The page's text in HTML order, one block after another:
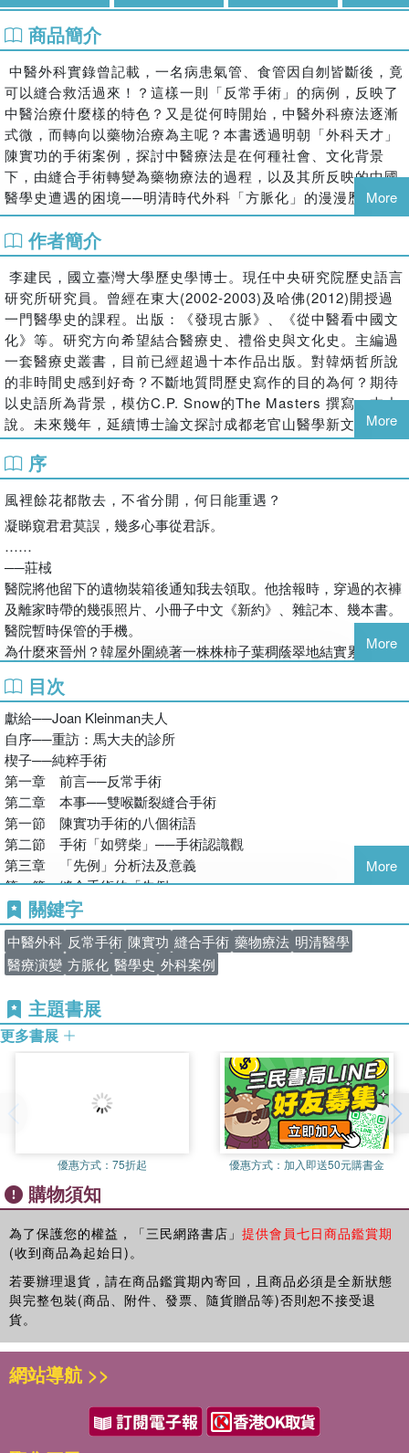
商品簡介
中醫外科實錄曾記載，一名病患氣管、食管因自刎皆斷後，竟
可以縫合救活過來！？這樣一則「反常手術」的病例，反映了
中醫治療什麼樣的特色？又是從何時開始，中醫外科療法逐漸
式微，而轉向以藥物治療為主呢？本書透過明朝「外科天才」
陳實功的手術案例，探討中醫療法是在何種社會、文化背景
下，由縫合手術轉變為藥物療法的過程，以及其所反映的中國
醫學史遭遇的困境──明清時代外科「方脈化」的漫漫歷程。
More
作者簡介
李建民，國立臺灣大學歷史學博士。現任中央研究院歷史語言
研究所研究員。曾經在東大(2002-2003)及哈佛(2012)開授過
一門醫學史的課程。出版：《發現古脈》、《從中醫看中國文
化》等。研究方向希望結合醫療史、禮俗史與文化史。主編過
一套醫療史叢書，目前已經超過十本作品出版。對韓炳哲所說
的非時間史感到好奇？不斷地質問歷史寫作的目的為何？期待
以史語所為背景，模仿C.P. Snow的The Masters 撰寫一本小
說。未來幾年，延續博士論文探討成都老官山醫學新文物，反
思中國早期醫學史。並撰寫《絲路醫學及牛黃藥物心理史》。
希望能夠累積中醫相關的史料，最後能總結一部中醫文化新通
被翻譯成：英文(七篇)、韓文(一篇)、日文(三篇)、義大利文
(一篇)。
More
序
風裡餘花都散去，不省分開，何日能重遇？
凝睇窺君君莫誤，幾多心事從君訴。
……
──莊棫
醫院將他留下的遺物裝箱後通知我去領取。他捨報時，穿過的衣褲
及離家時帶的幾張照片、小冊子中文《新約》、雜記本、幾本書。
醫院暫時保管的手機。
為什麼來晉州？韓屋外圍繞著一株株柿子葉稠蔭翠地結實累累，紅
。江面上明滅陰晴，紙裱糊的燈具模型述說古老戰事。火樹光影，
閃?洸蕩。傍隄小路遇見了父親。他捨報前曾讀過盧雲(Henri J. M.
Nouwen, 1932-1996)的書？盧雲經歷車禍接受外科手術 的紀錄反
省。他說：「那是一連串細微的死亡，我們在其中要放開種種緊抓
著的形式，也要不斷從倚賴別人發展至為他人活。」 什麼是垂死
的身體？父親病床上每隔二小時必須翻一次身，看護人員意外地弄
碎骨折。手術前須家屬的同意。父親骨質太鬆軟，無法安上手術的
釘子。手術需要各種條件；不只是可靠的麻醉、消毒等技術，病人
也要有足以承受手術過程及預後的身心條件。
父親捨報隔年，一位友人突然逝世。她得了不容易發現的「胰臟
癌」。膽囊手術後，八個月的休息還是逝世了。12月19日：「星期
四早上，中醫學生宏足來把脈，說我這次狀況出奇的好。」 友人
的病已經轉移至肝臟，胰臟癌第四期。為她出版一本紀念文集：
《紫斑蝶，請慢慢飛》，1月9日：「疼痛也是如此真實，兩隻手已
傷，這些都是小痛。」 那麼年輕的生命呢(1958-2015)；一雙充滿
創傷的烏青腳背。
性」，成為人的存在。個人在死的行動產生了歷史作品。她說：
「歷史將那些通過自身言行證明了自己與自然相配的有死者收藏到
它的記憶中，他們永恒的名聲意味著，即使他們終有一死，他們也
能躋身永恒之物的行列。」 父親逝世不久，我們見面時間比以前
多了。他瘦小、變形的遺體正被運入焚燒爐。
告別式上，是不是有人讀過Susan Griffin (1943- )留下的詩句
Shall I tell you how many
And that I have learned many
new routes into our
endless curiosity about
existence. How the sharpest pain
takes you like a lover, leaves
no room for any other desire
except absence .
時間慈悲地做了短暫停留。五十多歲的我與同齡的父親相見。
懷念北朝鮮冷麵的滋味。無法寫作的時間，去了韓國兩次。這家叫
Sariwan的餐廳黃海道式的水冷麵口感怡人。對人類學家格爾茲來
說，寫作開始是「到過那裡」(been there)。而學者即是「一個將
More
目次
獻給──Joan Kleinman夫人
自序──重訪：馬大夫的診所
楔子──純粹手術
第一章 前言──反常手術
第二章 本事──雙喉斷裂縫合手術
第一節 陳實功手術的八個術語
第二節 手術「如劈柴」──手術認識觀
第三章 「先例」分析法及意義
第一節 縫合手術的「先例」
第二節 「陳實功手術」的改寫
第三節 中醫治療方法的「例外」──「後陳實功」年代
第四章 結論──手術史觀
後記
附錄一 中醫手術與肌肉的身體觀——什麼是「中醫問題」？
附錄二 清代手抄本《瘍醫探源論》考釋
清代朱費元《瘍醫探源論》手抄本（上海中醫藥大學藏，首次公
英文摘要（English Abstract）
本書的插圖及出處
More
關鍵字
中醫外科 反常手術 陳實功 縫合手術 藥物療法 明清醫學
醫療演變 方脈化 醫學史 外科案例
主題書展
更多書展
優惠方式： 75折起 優惠方式： 加入即送50元購書金
購物須知
為了保護您的權益，「三民網路書店」 提供會員七日商品鑑賞期
(收到商品為起始日)。
若要辦理退貨，請在商品鑑賞期內寄回，且商品必須是全新狀態
與完整包裝(商品、附件、發票、隨貨贈品等)否則恕不接受退
貨。
網站導航 >>